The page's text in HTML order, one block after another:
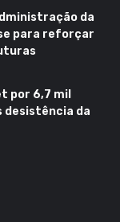
da
para reforçar
por 6,7 mil
desistência da